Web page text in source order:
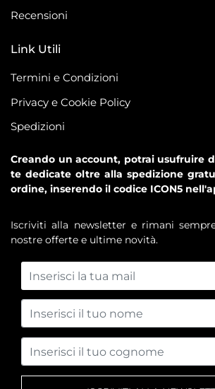
Recensioni
Link Utili
Termini e Condizioni
Privacy e Cookie Policy
Spedizioni
Creando un account, potrai usufruire
te dedicate oltre alla spedizione
ordine, inserendo il codice ICON5
Iscriviti alla newsletter e rimani
nostre offerte e ultime novità.